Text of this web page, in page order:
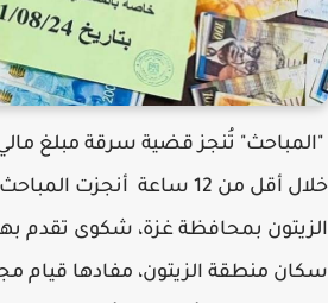
خلال أقل من 12 ساعة أنجزت
الزيتون بمحافظة غزة، شكوى تقدم
سكان منطقة الزيتون، مفادها قيام